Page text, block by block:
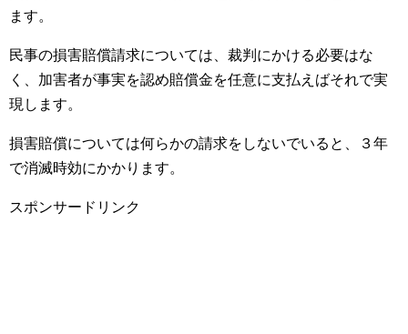
ます。
民事の損害賠償請求については、裁判にかける必要はな
く、加害者が事実を認め賠償金を任意に支払えばそれで実
現します。
損害賠償については何らかの請求をしないでいると、３年
で消滅時効にかかります。
スポンサードリンク